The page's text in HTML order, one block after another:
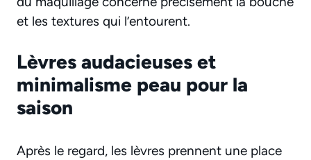
et les textures qui l’entourent.
Lèvres audacieuses et
minimalisme peau pour la
saison
Après le regard, les lèvres prennent une place